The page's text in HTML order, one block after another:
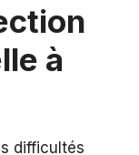
à
difficultés